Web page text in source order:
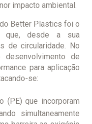
impacto ambiental.
Better Plastics foi o
que, desde a sua
de circularidade. No
desenvolvimento de
para aplicação
se:
(PE) que incorporam
simultaneamente